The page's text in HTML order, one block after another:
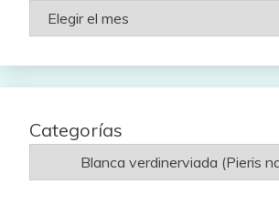
Rutas
por
Categorías